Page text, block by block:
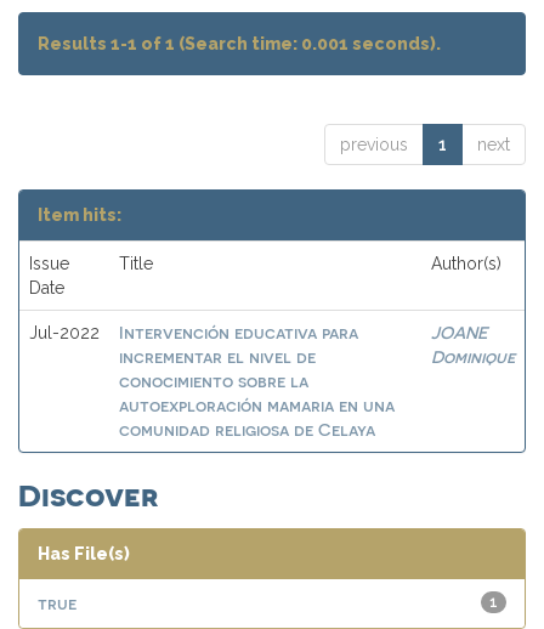
Results 1-1 of 1 (Search time: 0.001 seconds).
previous 1 next
Item hits:
Issue
Date
Title Author(s)
Jul-2022
Intervención educativa para
incrementar el nivel de
conocimiento sobre la
autoexploración mamaria en una
comunidad religiosa de Celaya
JOANE
Dominique
Discover
Has File(s)
1
true